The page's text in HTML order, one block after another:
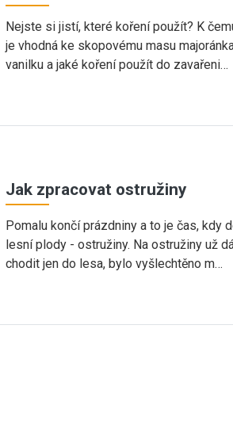
Nejste si jistí, které koření použít? K
je vhodná ke skopovému masu
vanilku a jaké koření použít do zavařeni…
Jak zpracovat ostružiny
Pomalu končí prázdniny a to je čas, kdy
lesní plody - ostružiny. Na ostružiny už
chodit jen do lesa, bylo vyšlechtěno m…